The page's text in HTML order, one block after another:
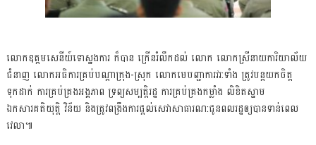
លោកឧត្តមសេនីយ៍ទោស្នងការ ក៏បាន ក្រើនរំលឹកដល់ លោក លោកស្រីនាយការិយាល័យ
ជំនាញ លោកអធិការគ្រប់បណ្តាក្រុង-ស្រុក លោកមេបញ្ជាការវរ:ទាំង ត្រូវបន្តយកចិត្ត
ទុកដាក់ ការគ្រប់គ្រងអង្គភាព ទ្រព្យសម្បត្តិរដ្ឋ ការគ្រប់គ្រងកម្លាំង លិខិតស្នាម
ឯកសារគតិយុត្តិ វិន័យ និងត្រូវពង្រឹងការផ្តល់សេវាសាធារណ:ជូនពលរដ្ឋឲ្យបានទាន់ពេល
វេលា៕